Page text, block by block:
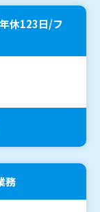
休123日/フ
務